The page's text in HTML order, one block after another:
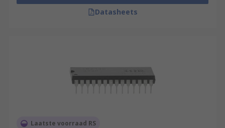
Datasheets
Laatste voorraad RS